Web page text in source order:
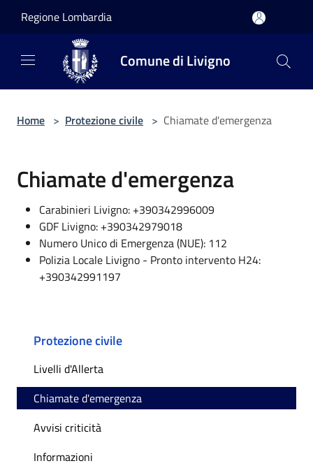
Regione Lombardia
Comune di Livigno
Home > Protezione civile > Chiamate d'emergenza
Chiamate d'emergenza
Carabinieri Livigno: +390342996009
GDF Livigno: +390342979018
Numero Unico di Emergenza (NUE): 112
Polizia Locale Livigno - Pronto intervento H24:
+390342991197
Protezione civile
Livelli d'Allerta
Chiamate d'emergenza
Avvisi criticità
Informazioni